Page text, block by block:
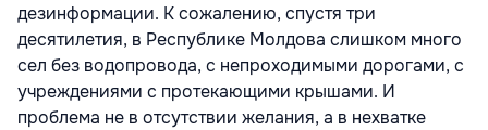
дезинформации. К сожалению, спустя три
десятилетия, в Республике Молдова слишком много
сел без водопровода, с непроходимыми дорогами, с
учреждениями с протекающими крышами. И
проблема не в отсутствии желания, а в нехватке